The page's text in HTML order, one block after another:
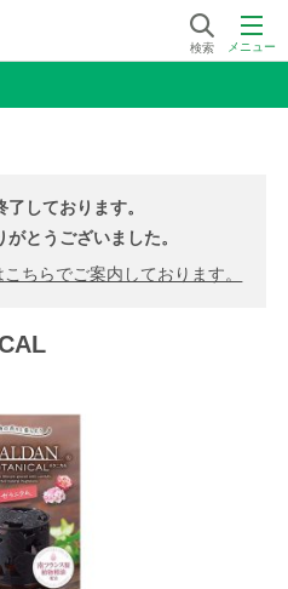
メニュー
検索
しております。
とうございました。
ちらでご案内しております。